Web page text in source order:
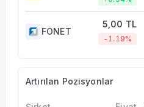
FONET
5,00 TL
-1.19%
Artırılan Pozisyonlar